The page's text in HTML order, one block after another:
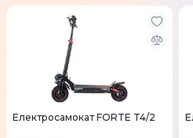
Електросамокат FORTE T4/2